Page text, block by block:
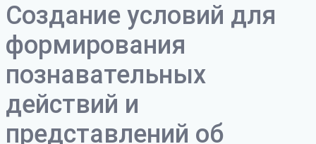
Создание условий для
формирования
познавательных
действий и
представлений об